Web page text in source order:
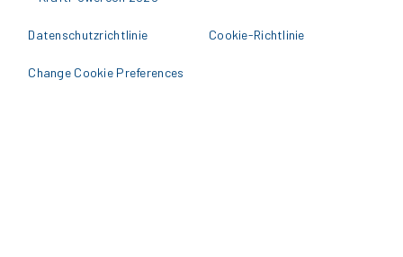
Datenschutzrichtlinie Cookie-Richtlinie
Change Cookie Preferences